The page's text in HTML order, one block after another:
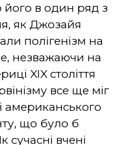
в один ряд з
як Джозайя
полігенізм на
незважаючи на
XIX століття
все ще міг
американського
що було б
сучасні вчені